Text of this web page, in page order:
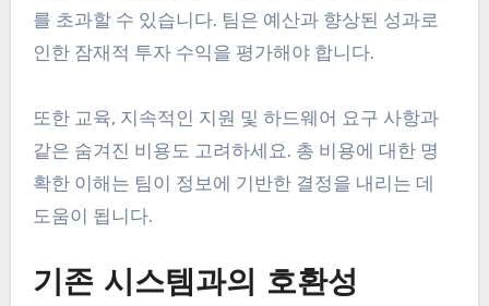
를 초과할 수 있습니다. 팀은 예산과 향상된 성과로
인한 잠재적 투자 수익을 평가해야 합니다.
또한 교육, 지속적인 지원 및 하드웨어 요구 사항과
같은 숨겨진 비용도 고려하세요. 총 비용에 대한 명
확한 이해는 팀이 정보에 기반한 결정을 내리는 데
도움이 됩니다.
기존 시스템과의 호환성